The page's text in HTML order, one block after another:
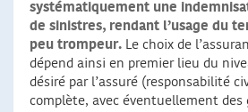
systématiquement une
de sinistres, rendant l’usage du
peu trompeur. Le choix de
dépend ainsi en premier lieu du
désiré par l’assuré (responsabilité
complète, avec éventuellement des